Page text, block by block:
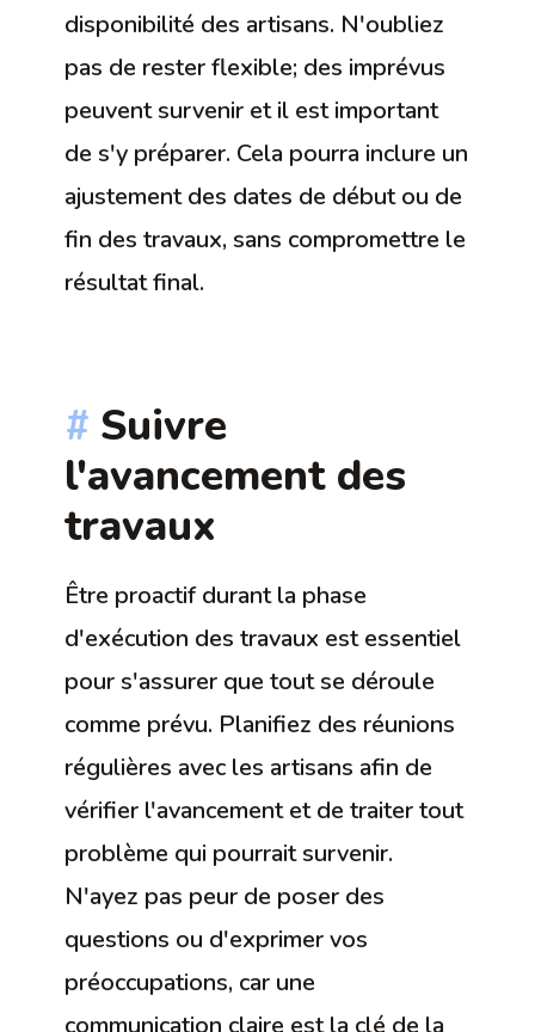
disponibilité des artisans. N'oubliez
pas de rester flexible; des imprévus
peuvent survenir et il est important
de s'y préparer. Cela pourra inclure un
ajustement des dates de début ou de
fin des travaux, sans compromettre le
résultat final.
Suivre
l'avancement des
travaux
Être proactif durant la phase
d'exécution des travaux est essentiel
pour s'assurer que tout se déroule
comme prévu. Planifiez des réunions
régulières avec les artisans afin de
vérifier l'avancement et de traiter tout
problème qui pourrait survenir.
N'ayez pas peur de poser des
questions ou d'exprimer vos
préoccupations, car une
communication claire est la clé de la